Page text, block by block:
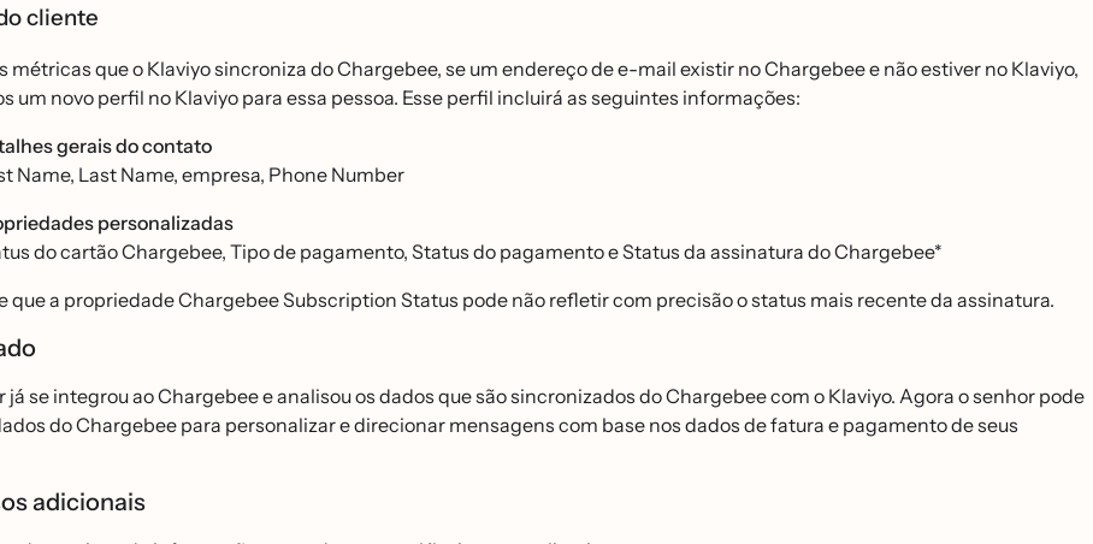
cliente
métricas que o Klaviyo sincroniza do Chargebee, se um endereço de e-mail existir no Chargebee e não estiver no Klaviyo,
um novo perfil no Klaviyo para essa pessoa. Esse perfil incluirá as seguintes informações:
gerais do contato
Name, Last Name, empresa, Phone Number
personalizadas
do cartão Chargebee, Tipo de pagamento, Status do pagamento e Status da assinatura do Chargebee*
que a propriedade Chargebee Subscription Status pode não refletir com precisão o status mais recente da assinatura.
já se integrou ao Chargebee e analisou os dados que são sincronizados do Chargebee com o Klaviyo. Agora o senhor pode
do Chargebee para personalizar e direcionar mensagens com base nos dados de fatura e pagamento de seus
adicionais